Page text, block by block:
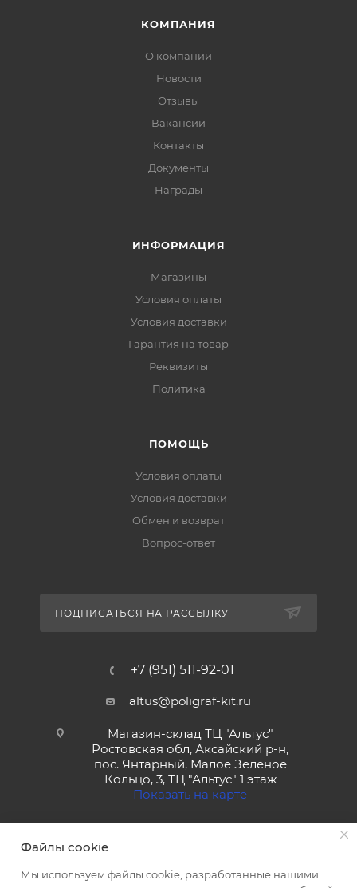
КОМПАНИЯ
О компании
Новости
Отзывы
Вакансии
Контакты
Документы
Награды
ИНФОРМАЦИЯ
Магазины
Условия оплаты
Условия доставки
Гарантия на товар
Реквизиты
Политика
ПОМОЩЬ
Условия оплаты
Условия доставки
Обмен и возврат
Вопрос-ответ
ПОДПИСАТЬСЯ НА РАССЫЛКУ
+7 (951) 511-92-01
altus@poligraf-kit.ru
Магазин-склад ТЦ "Альтус"
Ростовская обл, Аксайский р-н,
пос. Янтарный, Малое Зеленое
Кольцо, 3, ТЦ "Альтус" 1 этаж
Показать на карте
Файлы cookie
Мы используем файлы cookie, разработанные нашими